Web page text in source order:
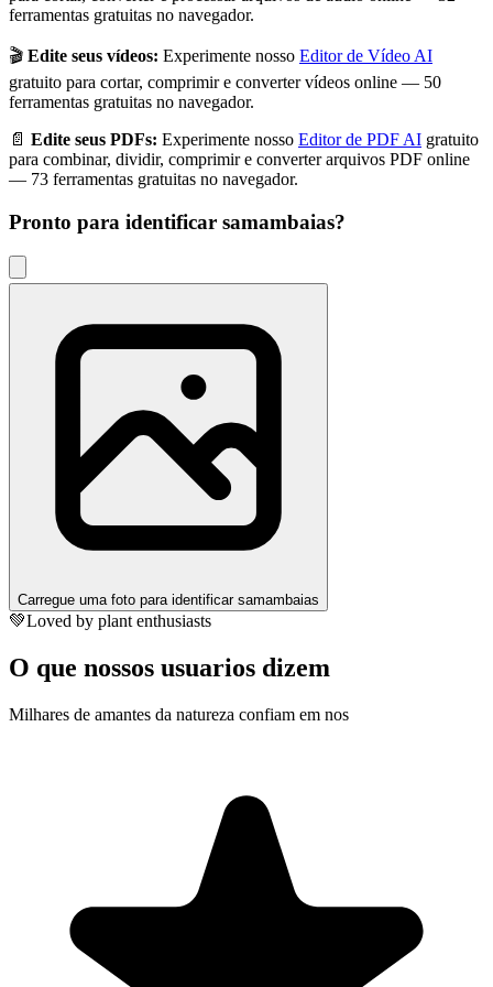
ferramentas gratuitas no navegador.
🎬 Edite seus vídeos: Experimente nosso Editor de Vídeo AI
gratuito para cortar, comprimir e converter vídeos online — 50
ferramentas gratuitas no navegador.
📄 Edite seus PDFs: Experimente nosso Editor de PDF AI gratuito
para combinar, dividir, comprimir e converter arquivos PDF online
— 73 ferramentas gratuitas no navegador.
Pronto para identificar samambaias?
Carregue uma foto para identificar samambaias
💚Loved by plant enthusiasts
O que nossos usuarios dizem
Milhares de amantes da natureza confiam em nos